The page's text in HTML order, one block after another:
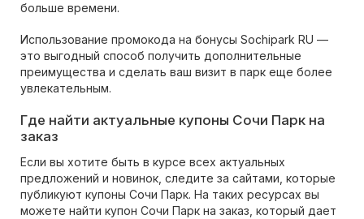
больше времени.
Использование промокода на бонусы Sochipark RU —
это выгодный способ получить дополнительные
преимущества и сделать ваш визит в парк еще более
увлекательным.
Где найти актуальные купоны Сочи Парк на
заказ
Если вы хотите быть в курсе всех актуальных
предложений и новинок, следите за сайтами, которые
публикуют купоны Сочи Парк. На таких ресурсах вы
можете найти купон Сочи Парк на заказ, который дает